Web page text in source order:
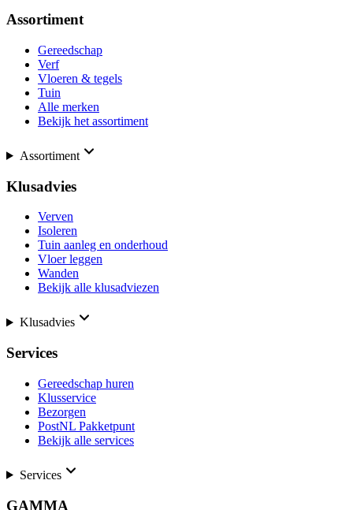
Assortiment
Gereedschap
Verf
Vloeren & tegels
Tuin
Alle merken
Bekijk het assortiment
Assortiment
Klusadvies
Verven
Isoleren
Tuin aanleg en onderhoud
Vloer leggen
Wanden
Bekijk alle klusadviezen
Klusadvies
Services
Gereedschap huren
Klusservice
Bezorgen
PostNL Pakketpunt
Bekijk alle services
Services
GAMMA